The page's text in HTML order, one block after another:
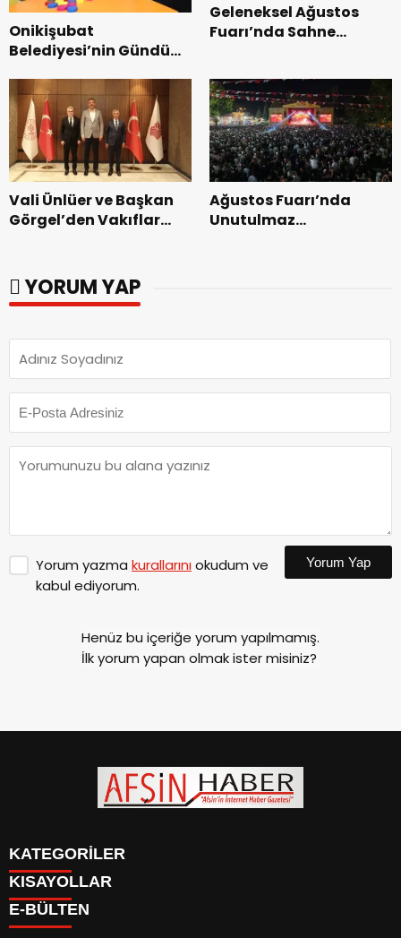
Onikişubat
Belediyesi’nin Gündüz
dönemin ön kayıtları
başladı.
Geleneksel Ağustos
Fuarı’nda Sahne
Vali Ünlüer ve Başkan
Görgel’den Vakıflar
Ağustos Fuarı’nda
Unutulmaz
YORUM YAP
Yorum yazma kurallarınıokudum ve
kabul ediyorum.
Yorum Yap
Henüz bu içeriğe yorum yapılmamış.
İlk yorum yapan olmak ister misiniz?
KATEGORİLER
SİYASET
EĞİTİM
KISAYOLLAR
SİYASET
E-BÜLTEN